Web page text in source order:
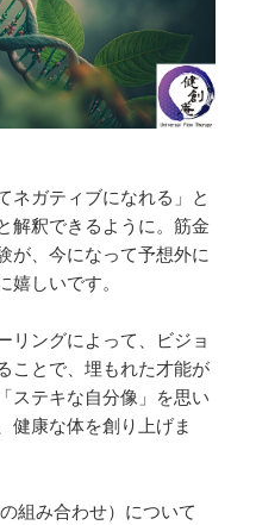
ネガティブになれる」と
解釈できるように。筋金
が、今になって予想外に
嬉しいです。
リングによって、ビジョ
ことで、埋もれた才能が
ステキな自分像」を思い
健康な体を創り上げま
組み合わせ）について